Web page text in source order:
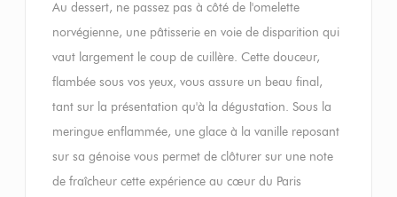
Au dessert, ne passez pas à côté de l'omelette
norvégienne, une pâtisserie en voie de disparition qui
vaut largement le coup de cuillère. Cette douceur,
flambée sous vos yeux, vous assure un beau final,
tant sur la présentation qu'à la dégustation. Sous la
meringue enflammée, une glace à la vanille reposant
sur sa génoise vous permet de clôturer sur une note
de fraîcheur cette expérience au cœur du Paris